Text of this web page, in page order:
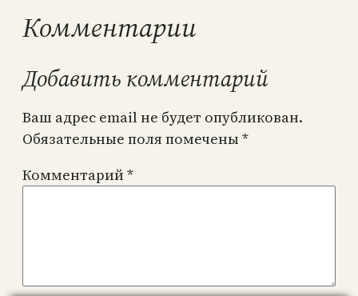
Комментарии
Добавить комментарий
Ваш адрес email не будет опубликован.
Обязательные поля помечены *
Комментарий *